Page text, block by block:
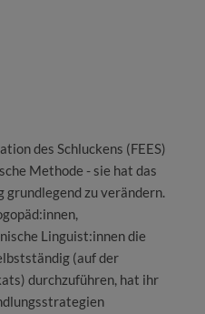
des Schluckens (FEES)
Methode - sie hat das
grundlegend zu verändern.
Linguist:innen die
(auf der
durchzuführen, hat ihr